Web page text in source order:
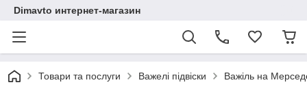
Dimavto интернет-магазин
Товари та послуги Важелі підвіски Важіль на